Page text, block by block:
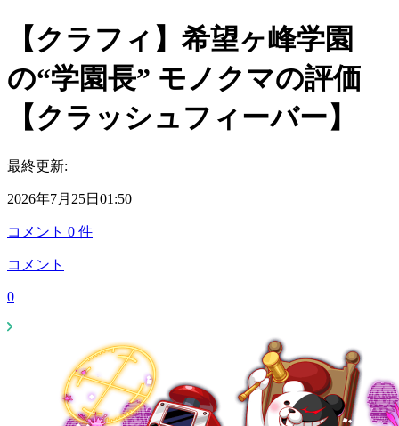
【クラフィ】希望ヶ峰学園
の“学園長” モノクマの評価
【クラッシュフィーバー】
最終更新:
2026年7月25日01:50
コメント 0 件
コメント
0